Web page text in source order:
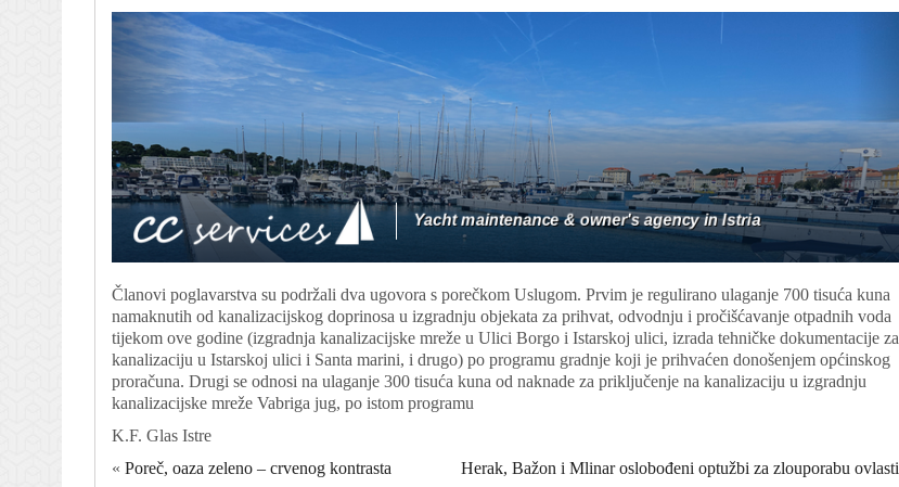
Članovi poglavarstva su podržali dva ugovora s porečkom Uslugom. Prvim je regulirano ulaganje 700 tisuća kuna
namaknutih od kanalizacijskog doprinosa u izgradnju objekata za prihvat, odvodnju i pročišćavanje otpadnih voda
tijekom ove godine (izgradnja kanalizacijske mreže u Ulici Borgo i Istarskoj ulici, izrada tehničke dokumentacije za
kanalizaciju u Istarskoj ulici i Santa marini, i drugo) po programu gradnje koji je prihvaćen donošenjem općinskog
proračuna. Drugi se odnosi na ulaganje 300 tisuća kuna od naknade za priključenje na kanalizaciju u izgradnju
kanalizacijske mreže Vabriga jug, po istom programu
K.F. Glas Istre
« Poreč, oaza zeleno – crvenog kontrasta Herak, Bažon i Mlinar oslobođeni optužbi za zlouporabu ovlasti